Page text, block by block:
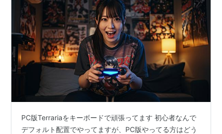
PC版Terrariaをキーボードで頑張ってます 初心者なんで
デフォルト配置でやってますが、PC版やってる方はどう